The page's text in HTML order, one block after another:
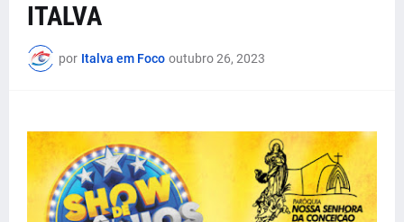
ITALVA
por Italva em Foco outubro 26, 2023